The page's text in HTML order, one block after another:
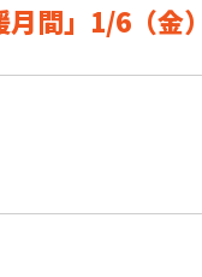
月間」1/6（